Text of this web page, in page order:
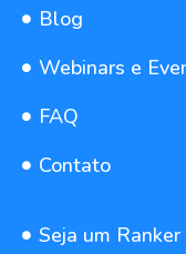
Blog
Webinars e
FAQ
Contato
Seja um Ranker